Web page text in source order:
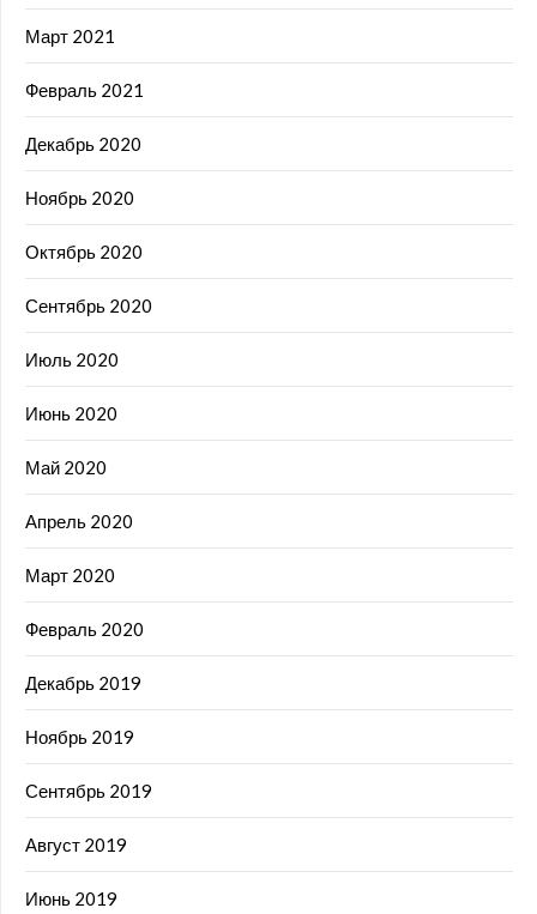
Март 2021
Февраль 2021
Декабрь 2020
Ноябрь 2020
Октябрь 2020
Сентябрь 2020
Июль 2020
Июнь 2020
Май 2020
Апрель 2020
Март 2020
Февраль 2020
Декабрь 2019
Ноябрь 2019
Сентябрь 2019
Август 2019
Июнь 2019